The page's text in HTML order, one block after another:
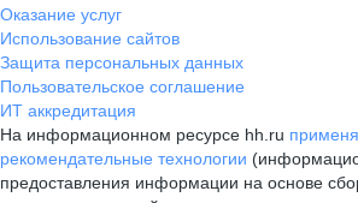
Оказание услуг
Использование сайтов
Защита персональных данных
Пользовательское соглашение
ИТ аккредитация
На информационном ресурсе hh.ru
рекомендательные технологии
предоставления информации на основе